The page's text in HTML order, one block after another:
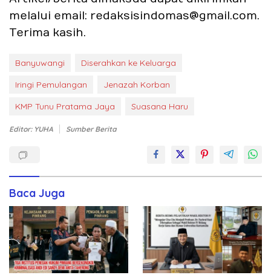
melalui email: redaksisindomas@gmail.com.
Terima kasih.
Banyuwangi
Diserahkan ke Keluarga
Iringi Pemulangan
Jenazah Korban
KMP Tunu Pratama Jaya
Suasana Haru
Editor: YUHA Sumber Berita
Baca Juga